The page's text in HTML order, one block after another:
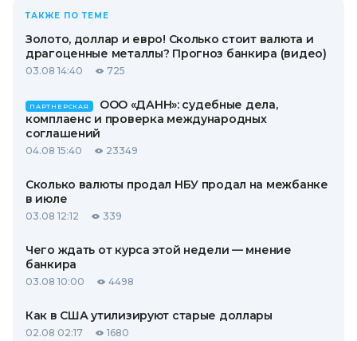
ТАКЖЕ ПО ТЕМЕ
Золото, доллар и евро! Сколько стоит валюта и
драгоценные металлы? Прогноз банкира (видео)
03.08 14:40 725
ПАРТНЕРСКАЯ
ООО «ДАНН»: судебные дела,
комплаенс и проверка международных
соглашений
04.08 15:40 23349
Сколько валюты продал НБУ продал на межбанке
в июле
03.08 12:12 339
Чего ждать от курса этой недели — мнение
банкира
03.08 10:00 4498
Как в США утилизируют старые доллары
02.08 02:17 1680